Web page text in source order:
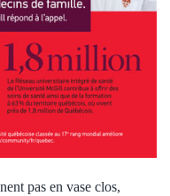
pas en vase clos,